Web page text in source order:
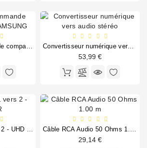
BR01 - télécommande compatible TV SAMSUNG Convertisseur numérique vers audio stéréo
53,99 €
Splitter HDMI 1 vers 2 - UHD HDR Câble RCA Audio 50 Ohms 1.00 m
29,14 €